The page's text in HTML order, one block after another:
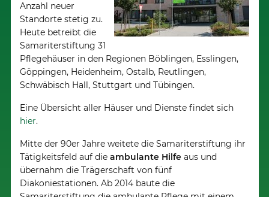
Anzahl neuer
Standorte stetig zu.
Heute betreibt die
Samariterstiftung 31
Pflegehäuser in den Regionen Böblingen, Esslingen,
Göppingen, Heidenheim, Ostalb, Reutlingen,
Schwäbisch Hall, Stuttgart und Tübingen.
Eine Übersicht aller Häuser und Dienste findet sich
hier.
Mitte der 90er Jahre weitete die Samariterstiftung ihr
Tätigkeitsfeld auf dieambulante Hilfe aus und
übernahm die Trägerschaft von fünf
Diakoniestationen. Ab 2014 baute die